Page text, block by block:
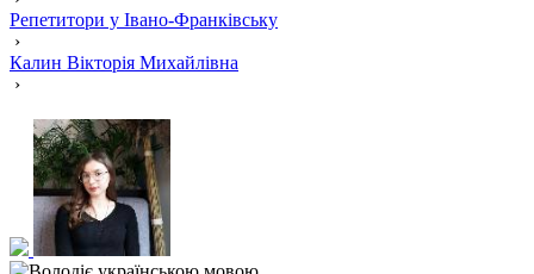
Репетитори у Івано-Франківську
›
Калин Вікторія Михайлівна
›